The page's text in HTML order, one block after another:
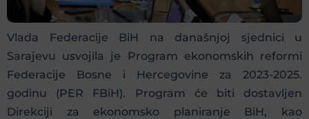
Vlada Federacije BiH na današnjoj sjednici u
Sarajevu usvojila je Program ekonomskih reformi
Federacije Bosne i Hercegovine za 2023-2025.
godinu (PER FBiH). Program će biti dostavljen
Direkciji za ekonomsko planiranje BiH, kao